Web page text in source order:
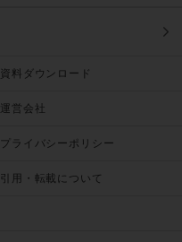
資料ダウンロード
運営会社
プライバシーポリシー
引用・転載について